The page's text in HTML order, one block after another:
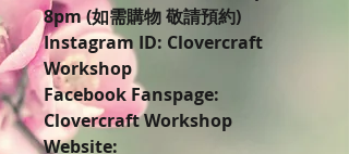
8pm (如需購物 敬請預約)
Instagram ID: Clovercraft
Workshop
Facebook Fanspage:
Clovercraft Workshop
Website: